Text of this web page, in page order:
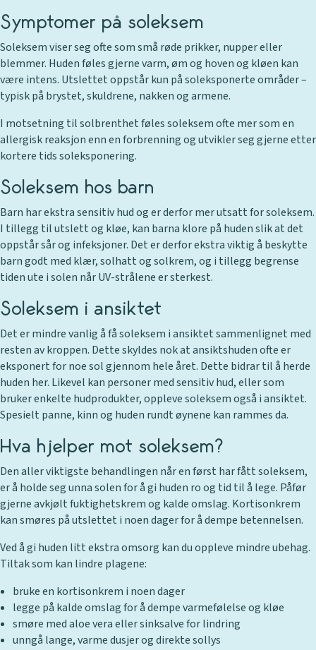
Symptomer på soleksem
Soleksem viser seg ofte som små røde prikker, nupper eller
blemmer. Huden føles gjerne varm, øm og hoven og kløen kan
være intens. Utslettet oppstår kun på soleksponerte områder –
typisk på brystet, skuldrene, nakken og armene.
I motsetning til solbrenthet føles soleksem ofte mer som en
allergisk reaksjon enn en forbrenning og utvikler seg gjerne etter
kortere tids soleksponering.
Soleksem hos barn
Barn har ekstra sensitiv hud og er derfor mer utsatt for soleksem.
I tillegg til utslett og kløe, kan barna klore på huden slik at det
oppstår sår og infeksjoner. Det er derfor ekstra viktig å beskytte
barn godt med klær, solhatt og solkrem, og i tillegg begrense
tiden ute i solen når UV-strålene er sterkest.
Soleksem i ansiktet
Det er mindre vanlig å få soleksem i ansiktet sammenlignet med
resten av kroppen. Dette skyldes nok at ansiktshuden ofte er
eksponert for noe sol gjennom hele året. Dette bidrar til å herde
huden her. Likevel kan personer med sensitiv hud, eller som
bruker enkelte hudprodukter, oppleve soleksem også i ansiktet.
Spesielt panne, kinn og huden rundt øynene kan rammes da.
Hva hjelper mot soleksem?
Den aller viktigste behandlingen når en først har fått soleksem,
er å holde seg unna solen for å gi huden ro og tid til å lege. Påfør
gjerne avkjølt fuktighetskrem og kalde omslag. Kortisonkrem
kan smøres på utslettet i noen dager for å dempe betennelsen.
Ved å gi huden litt ekstra omsorg kan du oppleve mindre ubehag.
Tiltak som kan lindre plagene:
bruke en kortisonkrem i noen dager
legge på kalde omslag for å dempe varmefølelse og kløe
smøre med aloe vera eller sinksalve for lindring
unngå lange, varme dusjer og direkte sollys